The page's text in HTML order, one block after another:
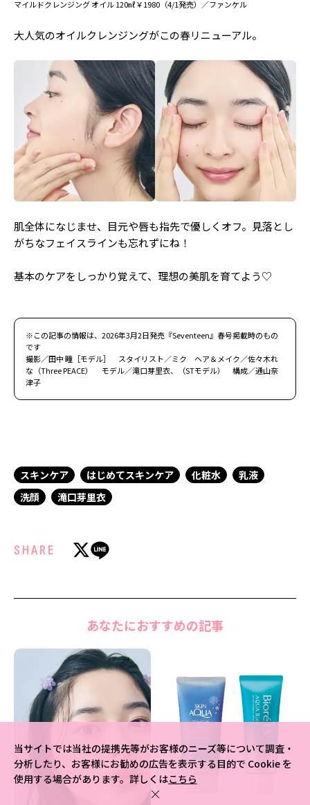
マイルドクレンジング オイル 120㎖￥1980（4/1発売）／ファンケル
大人気のオイルクレンジングがこの春リニューアル。
肌全体になじませ、目元や唇も指先で優しくオフ。見落とし
がちなフェイスラインも忘れずにね！
基本のケアをしっかり覚えて、理想の美肌を育てよう♡
※この記事の情報は、2026年3月2日発売『Seventeen』春号掲載時のもの
です
撮影／田中 瞳［モデル］ スタイリスト／ミク ヘア＆メイク／佐々木れ
な（Three PEACE） モデル／滝口芽里衣、（STモデル） 構成／通山奈
津子
スキンケア はじめてスキンケア 化粧水
乳液
洗顔
滝口芽里衣
SHARE
あなたにおすすめの記事
当サイトでは当社の提携先等がお客様のニーズ等について調査・
分析したり、お客様にお勧めの広告を表示する目的で Cookie を
使用する場合があります。詳しくはこちら